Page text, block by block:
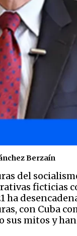
Berzaín
del
ficticias
ha
con Cuba
sus mitos y